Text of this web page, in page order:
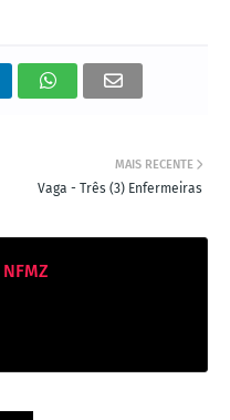
MAIS RECENTE
Vaga - Três (3) Enfermeiras
NFMZ